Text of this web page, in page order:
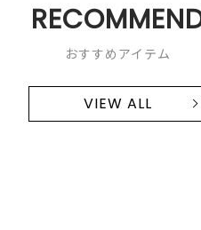
おすすめアイテム
VIEW ALL